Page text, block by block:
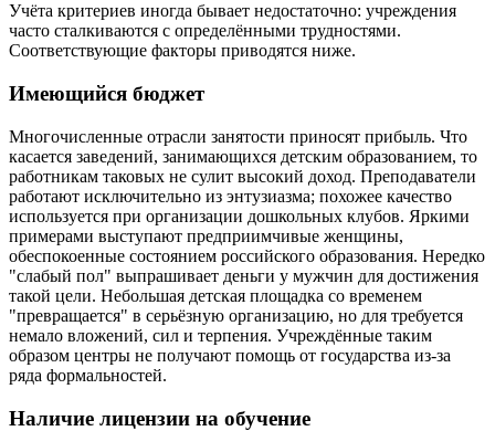
Учёта критериев иногда бывает недостаточно: учреждения
часто сталкиваются с определёнными трудностями.
Соответствующие факторы приводятся ниже.
Имеющийся бюджет
Многочисленные отрасли занятости приносят прибыль. Что
касается заведений, занимающихся детским образованием, то
работникам таковых не сулит высокий доход. Преподаватели
работают исключительно из энтузиазма; похожее качество
используется при организации дошкольных клубов. Яркими
примерами выступают предприимчивые женщины,
обеспокоенные состоянием российского образования. Нередко
"слабый пол" выпрашивает деньги у мужчин для достижения
такой цели. Небольшая детская площадка со временем
"превращается" в серьёзную организацию, но для требуется
немало вложений, сил и терпения. Учреждённые таким
образом центры не получают помощь от государства из-за
ряда формальностей.
Наличие лицензии на обучение